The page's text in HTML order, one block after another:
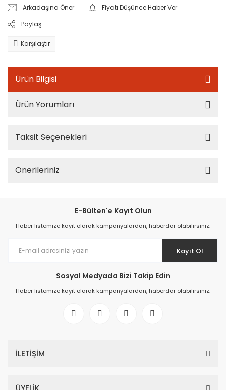
Arkadaşına Öner
Fiyatı Düşünce Haber Ver
Paylaş
Karşılaştır
Ürün Bilgisi
Ürün Yorumları
Taksit Seçenekleri
Önerileriniz
E-Bülten'e Kayıt Olun
Haber listemize kayıt olarak kampanyalardan, haberdar olabilirsiniz.
Kayıt Ol
Sosyal Medyada Bizi Takip Edin
Haber listemize kayıt olarak kampanyalardan, haberdar olabilirsiniz.
İLETİŞİM